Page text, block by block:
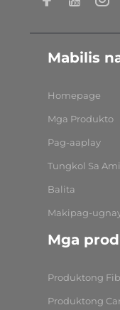
Mabilis
Homepage
Mga Produkto
Pag-aaplay
Tungkol Sa
Balita
Makipag-
Mga
Produktong
Produktong